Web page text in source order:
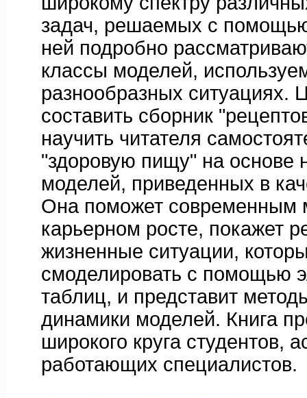
задач, решаемых с
ней подробно
классы моделей,
разнообразных ситуациях.
составить сборник
научить читателя
"здоровую пищу" на основе
моделей, приведенных в
Она поможет современным
карьерном росте, покажет
жизненные ситуации,
смоделировать с помощью
таблиц, и представит
динамики моделей. Книга
широкого круга студентов,
работающих специалистов.